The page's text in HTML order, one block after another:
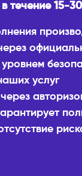
в течение 15-
услуг